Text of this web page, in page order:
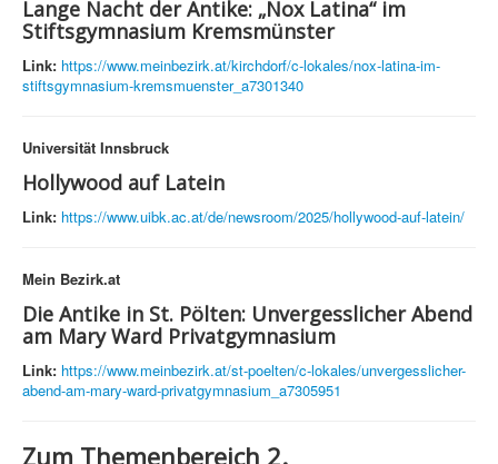
Lange Nacht der Antike: „Nox Latina“ im
Stiftsgymnasium Kremsmünster
Link: https://www.meinbezirk.at/kirchdorf/c-lokales/nox-latina-im-
stiftsgymnasium-kremsmuenster_a7301340
Universität Innsbruck
Hollywood auf Latein
Link: https://www.uibk.ac.at/de/newsroom/2025/hollywood-auf-latein/
Mein Bezirk.at
Die Antike in St. Pölten: Unvergesslicher Abend
am Mary Ward Privatgymnasium
Link: https://www.meinbezirk.at/st-poelten/c-lokales/unvergesslicher-
abend-am-mary-ward-privatgymnasium_a7305951
Zum Themenbereich 2.